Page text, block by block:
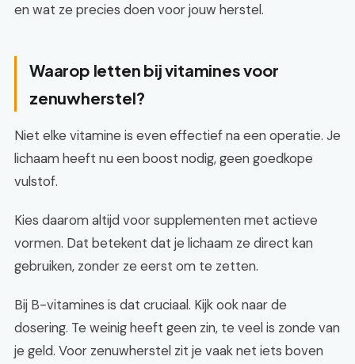
en wat ze precies doen voor jouw herstel.
Waarop letten bij vitamines voor
zenuwherstel?
Niet elke vitamine is even effectief na een operatie. Je
lichaam heeft nu een boost nodig, geen goedkope
vulstof.
Kies daarom altijd voor supplementen met actieve
vormen. Dat betekent dat je lichaam ze direct kan
gebruiken, zonder ze eerst om te zetten.
Bij B-vitamines is dat cruciaal. Kijk ook naar de
dosering. Te weinig heeft geen zin, te veel is zonde van
je geld. Voor zenuwherstel zit je vaak net iets boven